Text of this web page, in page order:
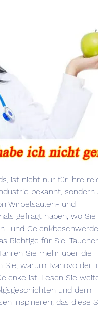
ist nicht nur für ihre
bekannt, sondern
Wirbelsäulen- und
gefragt haben, wo
und
Richtige für Sie.
Sie mehr über die
warum Ivanovo der
ist. Lesen Sie
und dem
inspirieren, das diese